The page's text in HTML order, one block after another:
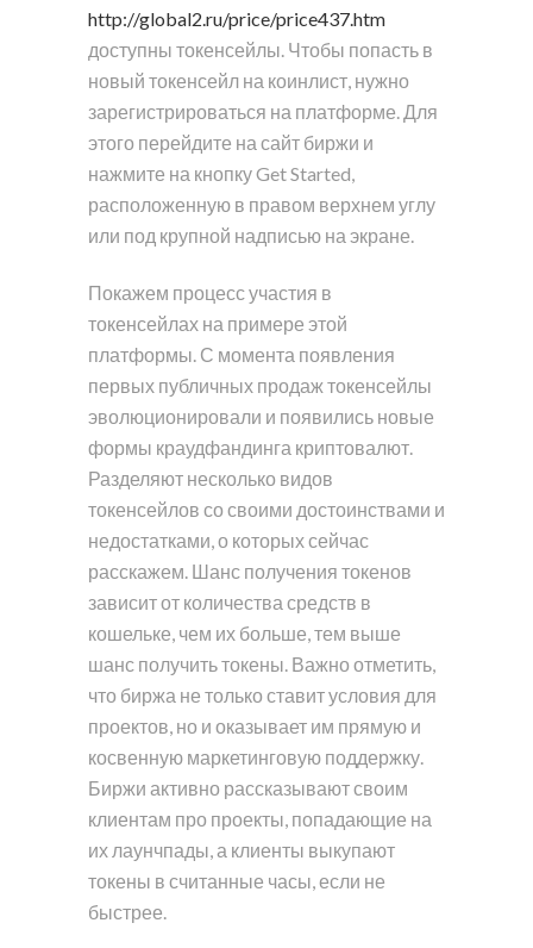
http://global2.ru/price/price437.htm
доступны токенсейлы. Чтобы попасть в
новый токенсейл на коинлист, нужно
зарегистрироваться на платформе. Для
этого перейдите на сайт биржи и
нажмите на кнопку Get Started,
расположенную в правом верхнем углу
или под крупной надписью на экране.
Покажем процесс участия в
токенсейлах на примере этой
платформы. С момента появления
первых публичных продаж токенсейлы
эволюционировали и появились новые
формы краудфандинга криптовалют.
Разделяют несколько видов
токенсейлов со своими достоинствами и
недостатками, о которых сейчас
расскажем. Шанс получения токенов
зависит от количества средств в
кошельке, чем их больше, тем выше
шанс получить токены. Важно отметить,
что биржа не только ставит условия для
проектов, но и оказывает им прямую и
косвенную маркетинговую поддержку.
Биржи активно рассказывают своим
клиентам про проекты, попадающие на
их лаунчпады, а клиенты выкупают
токены в считанные часы, если не
быстрее.